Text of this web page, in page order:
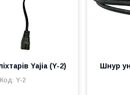
Yajia (Y-2)
Y-2
Шнур